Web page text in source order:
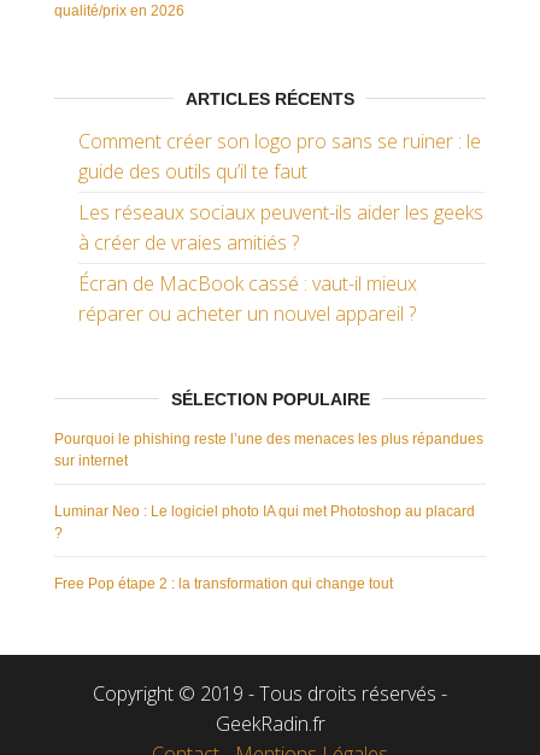
qualité/prix en 2026
ARTICLES RÉCENTS
Comment créer son logo pro sans se ruiner : le
guide des outils qu’il te faut
Les réseaux sociaux peuvent-ils aider les geeks
à créer de vraies amitiés ?
Écran de MacBook cassé : vaut-il mieux
réparer ou acheter un nouvel appareil ?
SÉLECTION POPULAIRE
Pourquoi le phishing reste l’une des menaces les plus répandues
sur internet
Luminar Neo : Le logiciel photo IA qui met Photoshop au placard
?
Free Pop étape 2 : la transformation qui change tout
Copyright © 2019 - Tous droits réservés -
GeekRadin.fr